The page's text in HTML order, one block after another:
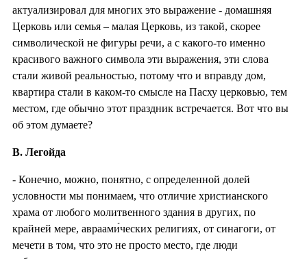
актуализировал для многих это выражение - домашняя
Церковь или семья – малая Церковь, из такой, скорее
символической не фигуры речи, а с какого-то именно
красивого важного символа эти выражения, эти слова
стали живой реальностью, потому что и вправду дом,
квартира стали в каком-то смысле на Пасху церковью, тем
местом, где обычно этот праздник встречается. Вот что вы
об этом думаете?
В. Легойда
- Конечно, можно, понятно, с определенной долей
условности мы понимаем, что отличие христианского
храма от любого молитвенного здания в других, по
крайней мере, авраами́ческих религиях, от синагоги, от
мечети в том, что это не просто место, где люди